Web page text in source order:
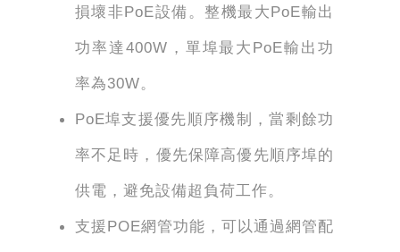
損壞非PoE設備。整機最大PoE輸出
功率達400W，單埠最大PoE輸出功
率為30W。
PoE埠支援優先順序機制，當剩餘功
率不足時，優先保障高優先順序埠的
供電，避免設備超負荷工作。
支援POE網管功能，可以通過網管配